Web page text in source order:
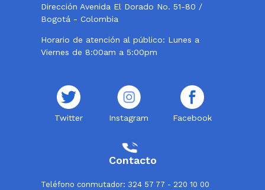
Dirección Avenida El Dorado No. 51-80 /
Bogotá - Colombia
Horario de atención al público: Lunes a
Viernes de 8:00am a 5:00pm
Twitter Instagram Facebook
Contacto
Teléfono conmutador: 324 57 77 - 220 10 00